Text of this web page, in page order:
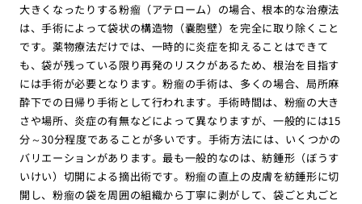
大きくなったりする粉瘤（アテローム）の場合、根本的な治療法
は、手術によって袋状の構造物（嚢胞壁）を完全に取り除くこと
です。薬物療法だけでは、一時的に炎症を抑えることはできて
も、袋が残っている限り再発のリスクがあるため、根治を目指す
には手術が必要となります。粉瘤の手術は、多くの場合、局所麻
酔下での日帰り手術として行われます。手術時間は、粉瘤の大き
さや場所、炎症の有無などによって異なりますが、一般的には15
分～30分程度であることが多いです。手術方法には、いくつかの
バリエーションがあります。最も一般的なのは、紡錘形（ぼうす
いけい）切開による摘出術です。粉瘤の直上の皮膚を紡錘形に切
開し、粉瘤の袋を周囲の組織から丁寧に剥がして、袋ごと丸ごと